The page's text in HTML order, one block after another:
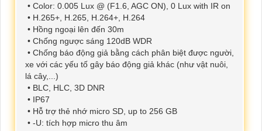
• Color: 0.005 Lux @ (F1.6, AGC ON), 0 Lux with IR on
• H.265+, H.265, H.264+, H.264
• Hồng ngoại lên đến 30m
• Chống ngược sáng 120dB WDR
• Chống báo động giả bằng cách phân biệt được người,
xe với các yếu tố gây báo động giả khác (như vật nuôi,
lá cây,...)
• BLC, HLC, 3D DNR
• IP67
• Hỗ trợ thẻ nhớ micro SD, up to 256 GB
• -U: tích hợp micro thu âm